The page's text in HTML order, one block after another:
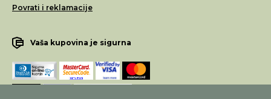
Povrati i reklamacije
Vaša kupovina je sigurna